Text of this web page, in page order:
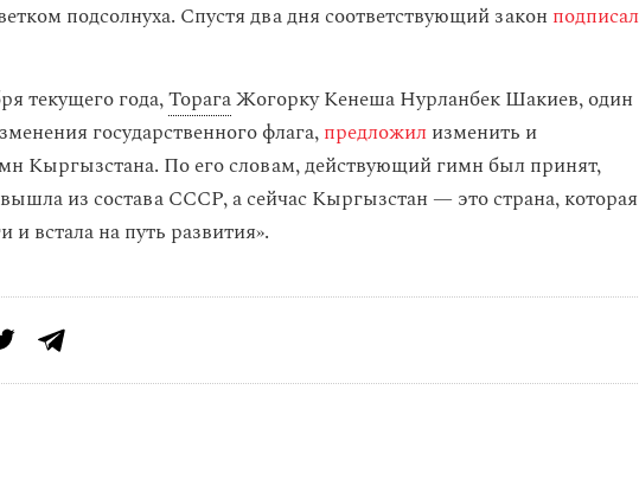
подсолнуха. Спустя два дня соответствующий закон подписал
текущего года,ТорагаЖогорку Кенеша Нурланбек Шакиев, один
государственного флага,предложил изменить и
Кыргызстана. По его словам, действующий гимн был принят,
из состава СССР, а сейчас Кыргызстан — это страна, которая
и встала на путь развития».